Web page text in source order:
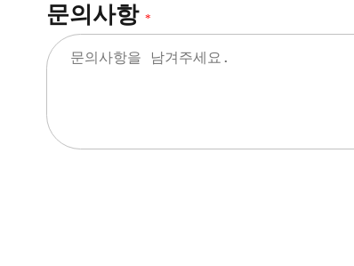
문의사항 *